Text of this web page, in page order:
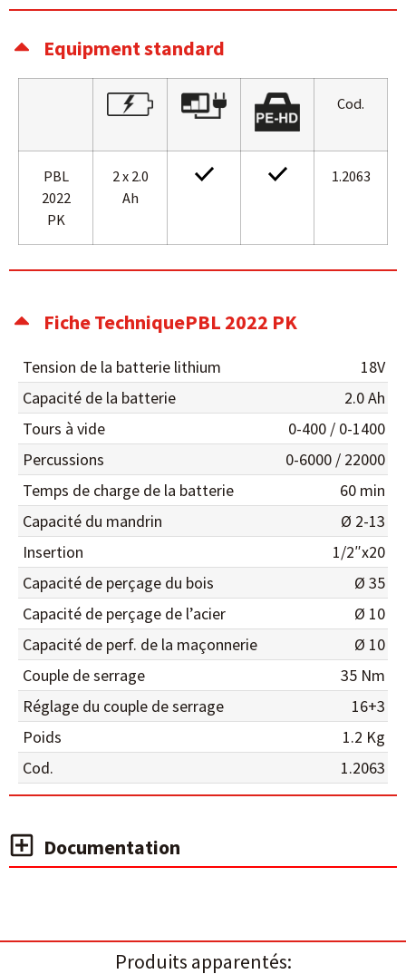
Equipment standard
Cod.
PBL
2022
PK
2 x 2.0
Ah
1.2063
Fiche TechniquePBL 2022 PK
Tension de la batterie lithium
18V
Capacité de la batterie
2.0 Ah
Tours à vide
0-400 / 0-1400
Percussions
0-6000 / 22000
Temps de charge de la batterie
60 min
Capacité du mandrin
Ø 2-13
Insertion
1/2″x20
Capacité de perçage du bois
Ø 35
Capacité de perçage de l’acier
Ø 10
Capacité de perf. de la maçonnerie
Ø 10
Couple de serrage
35 Nm
Réglage du couple de serrage
16+3
Poids
1.2 Kg
Cod.
1.2063
Documentation
Produits apparentés: